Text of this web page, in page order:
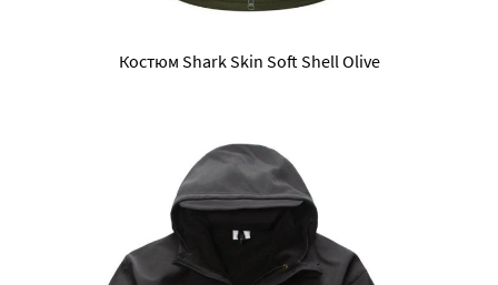
Костюм Shark Skin Soft Shell Olive